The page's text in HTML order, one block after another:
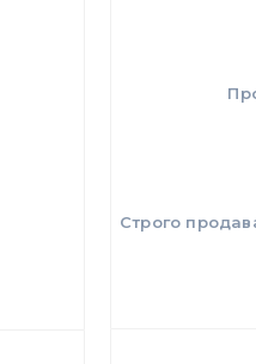
Строго